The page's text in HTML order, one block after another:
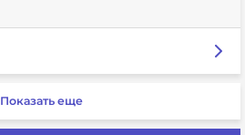
Показать еще